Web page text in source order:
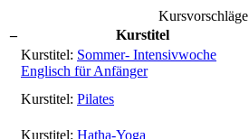
Kursvorschläge
–
Kurstitel
Kurstitel: Sommer- Intensivwoche
Englisch für Anfänger
Kurstitel: Pilates
Kurstitel: Hatha-Yoga